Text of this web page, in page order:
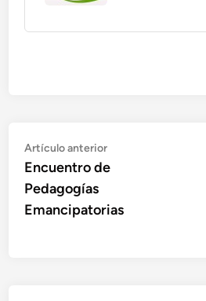
Artículo anterior
Encuentro de
Pedagogías
Emancipatorias